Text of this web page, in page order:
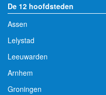
De 12 hoofdsteden
Assen
Lelystad
Leeuwarden
Arnhem
Groningen